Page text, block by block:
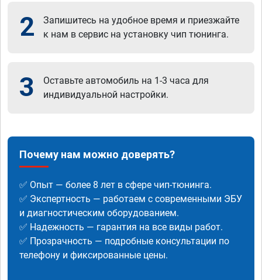
2
Запишитесь на удобное время и приезжайте
к нам в сервис на установку чип тюнинга.
3
Оставьте автомобиль на 1-3 часа для
индивидуальной настройки.
Почему нам можно доверять?
✅ Опыт — более 8 лет в сфере чип-тюнинга.
✅ Экспертность — работаем с современными ЭБУ
и диагностическим оборудованием.
✅ Надежность — гарантия на все виды работ.
✅ Прозрачность — подробные консультации по
телефону и фиксированные цены.